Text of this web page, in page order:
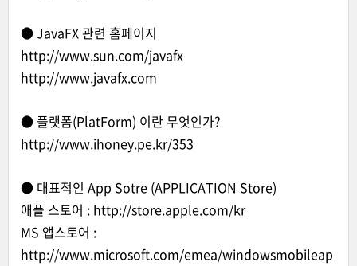
● JavaFX 관련 홈페이지
http://www.sun.com/javafx
http://www.javafx.com
● 플랫폼(PlatForm) 이란 무엇인가?
http://www.ihoney.pe.kr/353
● 대표적인 App Sotre (APPLICATION Store)
애플 스토어 : http://store.apple.com/kr
MS 앱스토어 :
http://www.microsoft.com/emea/windowsmobileap